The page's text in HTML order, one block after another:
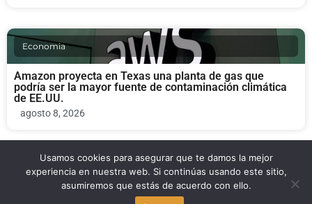
Economia
Amazon proyecta en Texas una planta de gas que
podría ser la mayor fuente de contaminación climática
de EE.UU.
agosto 8, 2026
Economia
La disputa por DEI retrasa subvenciones clave para
Usamos cookies para asegurar que te damos la mejor
experiencia en nuestra web. Si continúas usando este sitio,
asumiremos que estás de acuerdo con ello.